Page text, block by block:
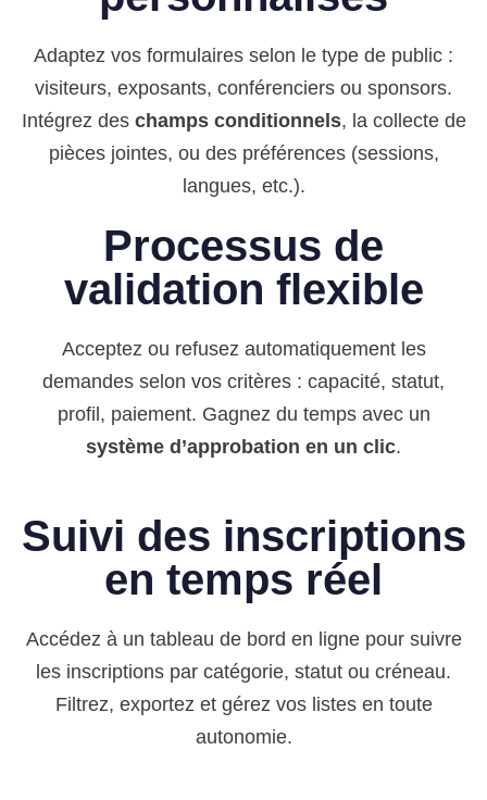
Adaptez vos formulaires selon le type de public :
visiteurs, exposants, conférenciers ou sponsors.
Intégrez des champs conditionnels, la collecte de
pièces jointes, ou des préférences (sessions,
langues, etc.).
Processus de
validation flexible
Acceptez ou refusez automatiquement les
demandes selon vos critères : capacité, statut,
profil, paiement. Gagnez du temps avec un
système d’approbation en un clic.
Suivi des inscriptions
en temps réel
Accédez à un tableau de bord en ligne pour suivre
les inscriptions par catégorie, statut ou créneau.
Filtrez, exportez et gérez vos listes en toute
autonomie.